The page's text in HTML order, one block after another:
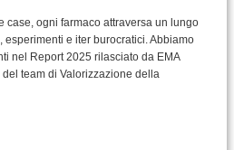
case, ogni farmaco attraversa un lungo
e iter burocratici. Abbiamo
nel Report 2025 rilasciato da EMA
team di Valorizzazione della